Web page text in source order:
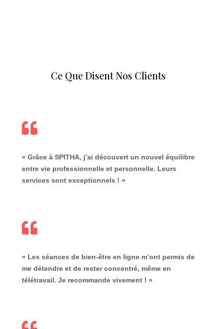
Ce Que Disent Nos Clients

« Grâce à SPITHA, j’ai découvert un nouvel équilibre
entre vie professionnelle et personnelle. Leurs
services sont exceptionnels ! »

« Les séances de bien-être en ligne m’ont permis de
me détendre et de rester concentré, même en
télétravail. Je recommande vivement ! »